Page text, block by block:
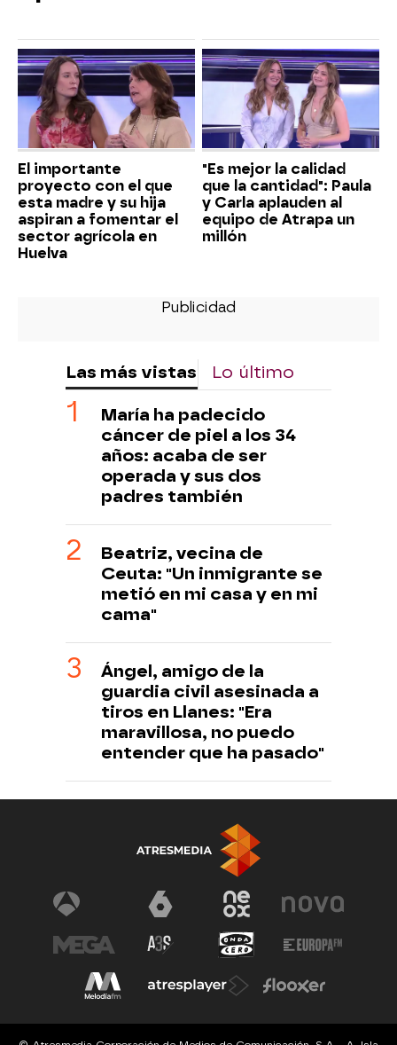
El importante
proyecto con el que
esta madre y su hija
aspiran a fomentar el
sector agrícola en
Huelva
"Es mejor la calidad
que la cantidad": Paula
y Carla aplauden al
equipo de Atrapa un
millón
Las más vistas Lo último
María ha padecido
cáncer de piel a los 34
años: acaba de ser
operada y sus dos
padres también
Beatriz, vecina de
Ceuta: "Un inmigrante se
metió en mi casa y en mi
cama"
Ángel, amigo de la
guardia civil asesinada a
tiros en Llanes: "Era
maravillosa, no puedo
entender que ha pasado"